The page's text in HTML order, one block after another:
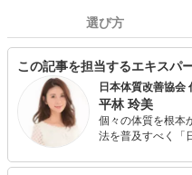
選び方
この記事を担当するエキスパ
日本体質改善協会
平林 玲美
個々の体質を根本
法を普及すべく「
サロンと提携し、